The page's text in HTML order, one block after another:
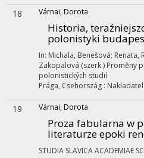
18 Várnai, Dorota
Historia,
polonistyki
In: Michala, Benešová; Renata,
Zakopalová (szerk.) Proměny
polonistických studií
Prága, Csehország :
19 Várnai, Dorota
Proza fabularna w
literaturze epoki
STUDIA SLAVICA ACADEMIAE